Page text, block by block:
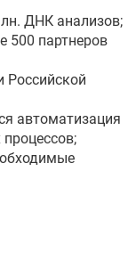
ДНК анализов;
500 партнеров
Российской
автоматизация